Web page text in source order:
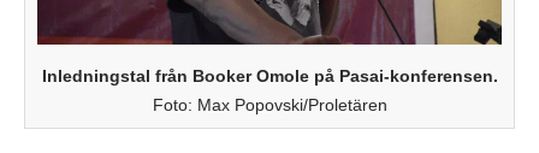
Inledningstal från Booker Omole på Pasai-konferensen.
Foto: Max Popovski/Proletären